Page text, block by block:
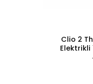
Clio 2
Elektrikli